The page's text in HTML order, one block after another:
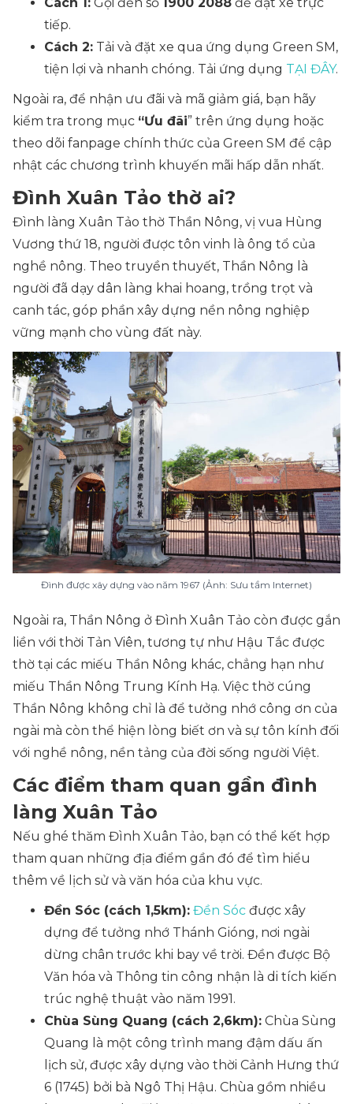
tiếp.
Cách 2: Tải và đặt xe qua ứng dụng Green SM,
tiện lợi và nhanh chóng. Tải ứng dụng TẠI ĐÂY.
Ngoài ra, để nhận ưu đãi và mã giảm giá, bạn hãy
kiểm tra trong mục “Ưu đãi” trên ứng dụng hoặc
theo dõi fanpage chính thức của Green SM để cập
nhật các chương trình khuyến mãi hấp dẫn nhất.
Đình Xuân Tảo thờ ai?
Đình làng Xuân Tảo thờ Thần Nông, vị vua Hùng
Vương thứ 18, người được tôn vinh là ông tổ của
nghề nông. Theo truyền thuyết, Thần Nông là
người đã dạy dân làng khai hoang, trồng trọt và
canh tác, góp phần xây dựng nền nông nghiệp
vững mạnh cho vùng đất này.
Đình được xây dựng vào năm 1967 (Ảnh: Sưu tầm Internet)
Ngoài ra, Thần Nông ở Đình Xuân Tảo còn được gắn
liền với thời Tản Viên, tương tự như Hậu Tắc được
thờ tại các miếu Thần Nông khác, chẳng hạn như
miếu Thần Nông Trung Kính Hạ. Việc thờ cúng
Thần Nông không chỉ là để tưởng nhớ công ơn của
ngài mà còn thể hiện lòng biết ơn và sự tôn kính đối
với nghề nông, nền tảng của đời sống người Việt.
Các điểm tham quan gần đình
làng Xuân Tảo
Nếu ghé thăm Đình Xuân Tảo, bạn có thể kết hợp
tham quan những địa điểm gần đó để tìm hiểu
thêm về lịch sử và văn hóa của khu vực.
Đền Sóc (cách 1,5km): Đền Sóc được xây
dựng để tưởng nhớ Thánh Gióng, nơi ngài
dừng chân trước khi bay về trời. Đền được Bộ
Văn hóa và Thông tin công nhận là di tích kiến
trúc nghệ thuật vào năm 1991.
Chùa Sùng Quang (cách 2,6km): Chùa Sùng
Quang là một công trình mang đậm dấu ấn
lịch sử, được xây dựng vào thời Cảnh Hưng thứ
6 (1745) bởi bà Ngô Thị Hậu. Chùa gồm nhiều